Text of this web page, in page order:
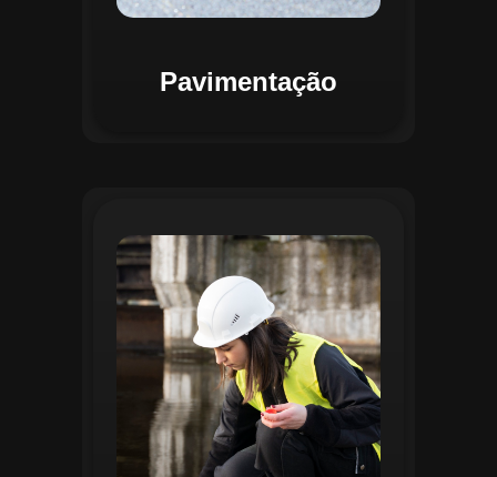
Pavimentação
O módulo de Gestão de Drenagem do
Regente aplica o geoprocessamento para
mapear redes de drenagem subterrâneas
e superficiais. A plataforma permite
identificar pontos de alagamento, planejar
intervenções e monitorar a eficiência das
estruturas de drenagem. Com análises
baseadas em dados coletados, o sistema
contribui para o planejamento urbano
sustentável, reduzindo riscos de
enchentes e otimizando a alocação de
recursos. Relatórios visuais facilitam a
comunicação dos resultados e o
acompanhamento dos projetos de
melhoria.